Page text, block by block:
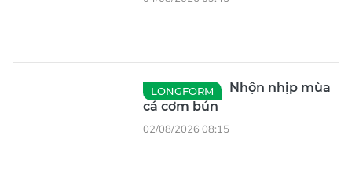
LONGFORM
Nhộn nhịp mùa
cá cơm bún
02/08/2026 08:15